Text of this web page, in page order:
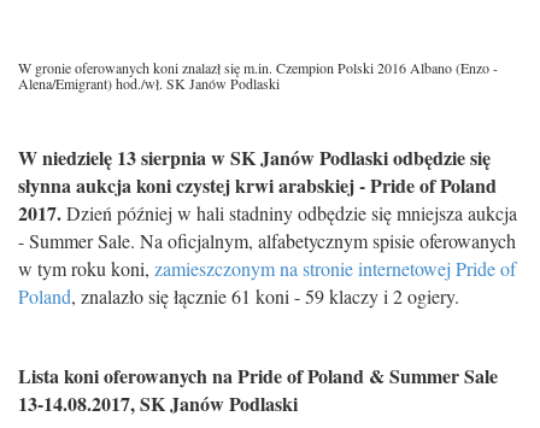
W gronie oferowanych koni znalazł się m.in. Czempion Polski 2016 Albano (Enzo -
Alena/Emigrant) hod./wł. SK Janów Podlaski
W niedzielę 13 sierpnia w SK Janów Podlaski odbędzie się
słynna aukcja koni czystej krwi arabskiej - Pride of Poland
2017.Dzień później w hali stadniny odbędzie się mniejsza aukcja
- Summer Sale. Na oficjalnym, alfabetycznym spisie oferowanych
w tym roku koni, zamieszczonym na stronie internetowej Pride of
Poland, znalazło się łącznie 61 koni - 59 klaczy i 2 ogiery.
Lista koni oferowanych na Pride of Poland & Summer Sale
13-14.08.2017, SK Janów Podlaski